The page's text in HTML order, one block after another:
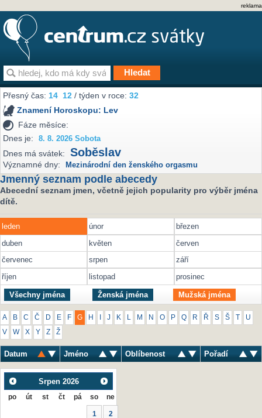
reklama
Přesný čas:14 12 / týden v roce:32
Znamení Horoskopu: Lev
Fáze měsíce:
Dnes je:
8. 8. 2026 Sobota
Dnes má svátek: Soběslav
Významné dny: Mezinárodní den ženského orgasmu
Jmenný seznam podle abecedy
Abecední seznam jmen, včetně jejich popularity pro výběr jména
dítě.
leden únor
březen
duben
květen
červen
červenec
srpen
září
říjen
listopad prosinec
Všechny jména Ženská jména Mužská jména
A B C Č D E F G H J K M N O P Q R Ř S Š U
V W X Y Z Ž
Datum Jméno Oblíbenost Pořadí
Srpen 2026
po út st čt pá so ne
1 2